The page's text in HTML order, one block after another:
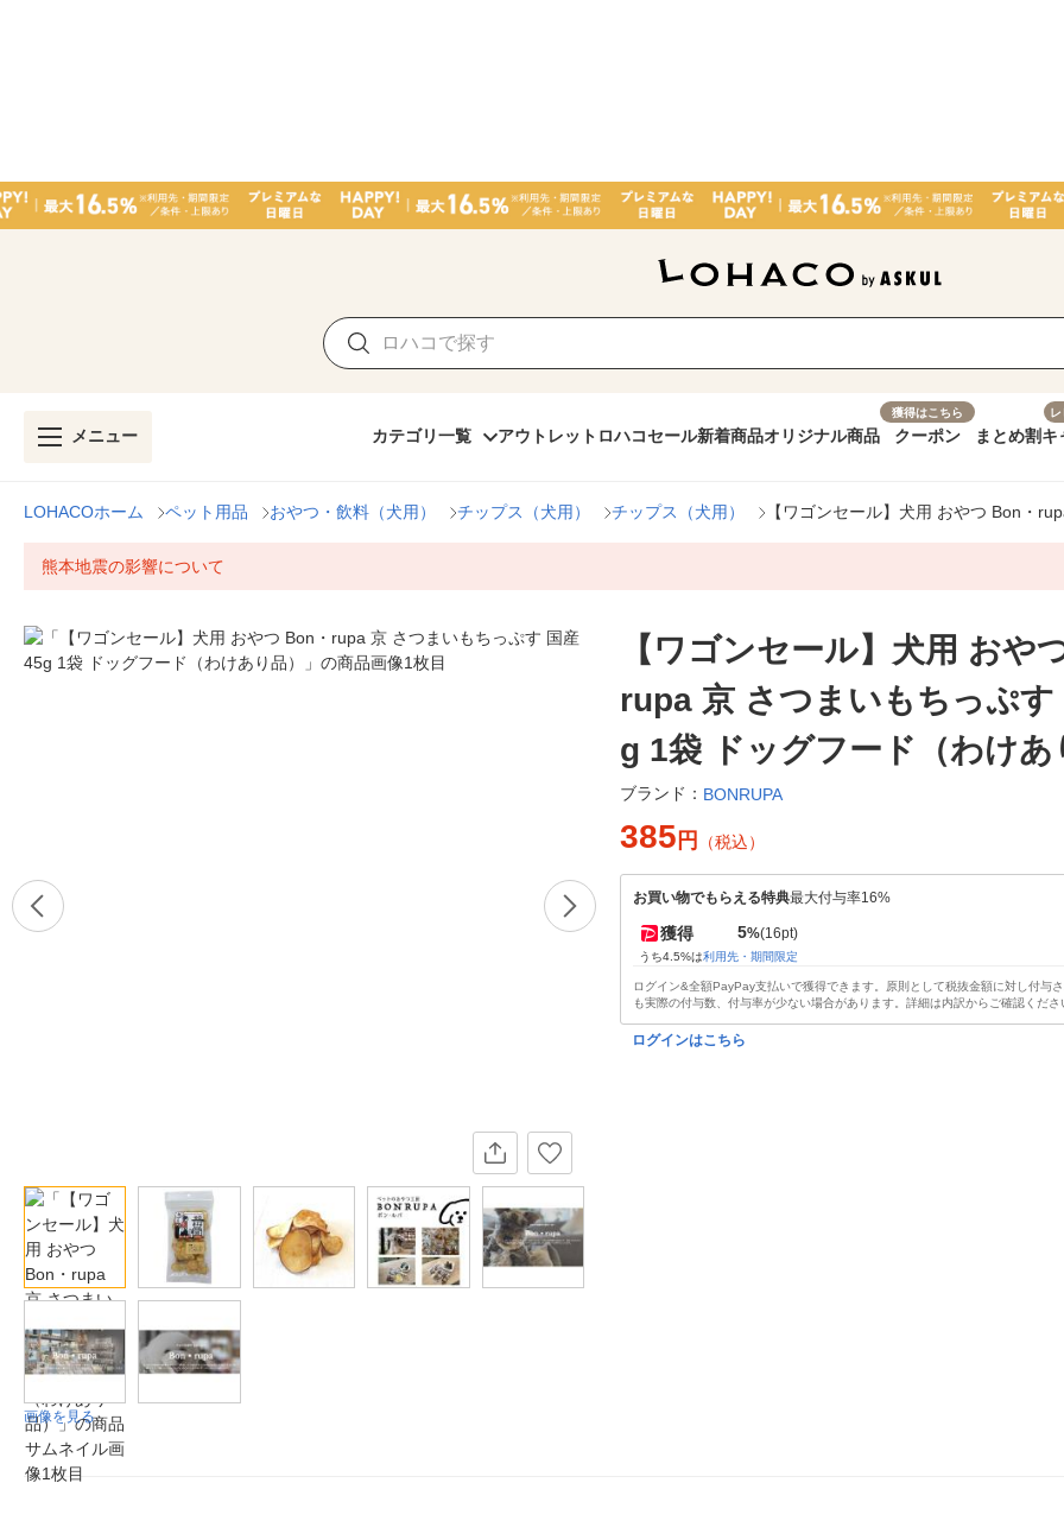
メニュー カテゴリ一覧 アウトレット ロハコセール新着商品オリジナル商品
獲得はこちら
クーポン まとめ割キ
LOHACOホーム ペット用品 おやつ・飲料（犬用） チップス（犬用） チップス（犬用） 【ワゴンセール】犬用 おやつ Bon・
熊本地震の影響について
画像を見る
【ワゴンセール】犬用 おや
rupa 京 さつまいもちっぷす
g 1袋 ドッグフード（わけあ
ブランド： BONRUPA
385 円 （税込）
お買い物でもらえる特典最大付与率16%
獲得 5%(16pt)
うち4.5%は利用先・期間限定
ログイン&全額PayPay支払いで獲得できます。原則として税抜金額に対し付与
も実際の付与数、付与率が少ない場合があります。詳細は内訳からご確認くださ
ログインはこちら